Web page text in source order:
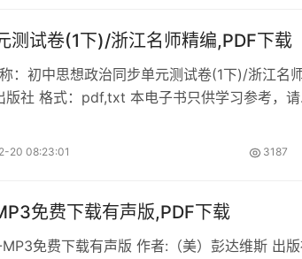
测试卷(1下)/浙江名师精编,PDF下载
：初中思想政治同步单元测试卷(1下)/浙江名
版社 格式：pdf,txt 本电子书只供学习参考，请
卷(1下)/浙江名
20 08:23:01 3187
免费下载有声版,PDF下载
免费下载有声版 作者:（美）彭达维斯 出版